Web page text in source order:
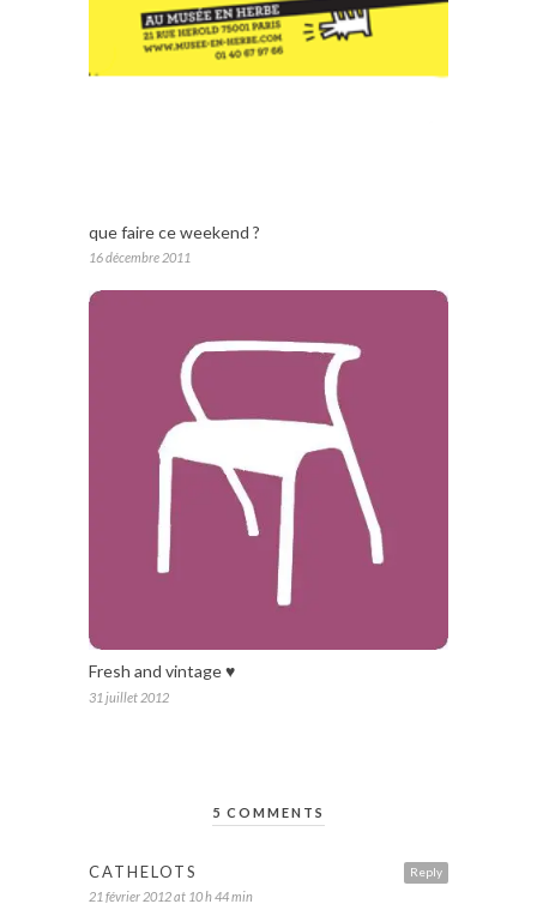
que faire ce weekend ?
16 décembre 2011
Fresh and vintage ♥
31 juillet 2012
5 COMMENTS
Reply
CATHELOTS
21 février 2012 at 10 h 44 min